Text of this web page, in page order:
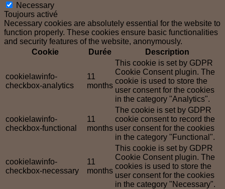
Necessary
Toujours activé
Necessary cookies are absolutely essential for the website to
function properly. These cookies ensure basic functionalities
and security features of the website, anonymously.
Cookie
Durée Description
cookielawinfo-
checkbox-analytics
11
months
This cookie is set by GDPR
Cookie Consent plugin. The
cookie is used to store the
user consent for the cookies
in the category "Analytics".
cookielawinfo-
checkbox-functional
11
months
The cookie is set by GDPR
cookie consent to record the
user consent for the cookies
in the category "Functional".
cookielawinfo-
checkbox-necessary
11
months
This cookie is set by GDPR
Cookie Consent plugin. The
cookies is used to store the
user consent for the cookies
in the category "Necessary".